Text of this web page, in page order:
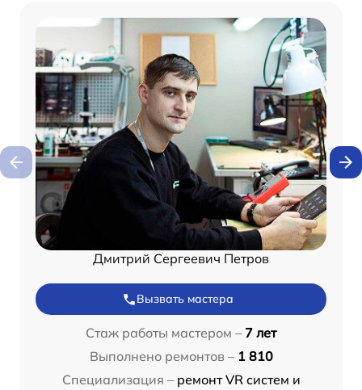
Дмитрий Сергеевич Петров
Вызвать мастера
Стаж работы мастером – 7 лет
Выполнено ремонтов – 1 810
Специализация – ремонт VR систем и